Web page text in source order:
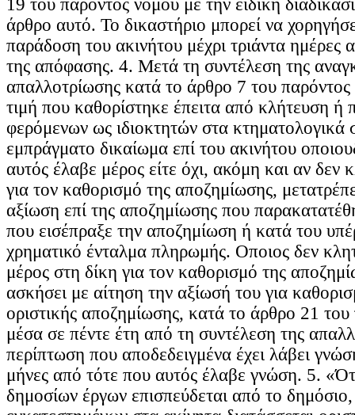
19 του παρόντος νόμου με την ειδική
άρθρο αυτό. Το δικαστήριο μπορεί να
παράδοση του ακινήτου μέχρι τριάντα ημέρες
της απόφασης. 4. Μετά τη συντέλεση της
απαλλοτρίωσης κατά το άρθρο 7 του
τιμή που καθορίστηκε έπειτα από κλήτευση ή
φερόμενων ως ιδιοκτητών στα κτηματολογικά
εμπράγματο δικαίωμα επί του ακινήτου
αυτός έλαβε μέρος είτε όχι, ακόμη και αν δεν
για τον καθορισμό της αποζημίωσης,
αξίωση επί της αποζημίωσης που
που εισέπραξε την αποζημίωση ή κατά του
χρηματικό ένταλμα πληρωμής. Οποιος δεν
μέρος στη δίκη για τον καθορισμό της
ασκήσει με αίτηση την αξίωσή του για
οριστικής αποζημίωσης, κατά το άρθρο 21
μέσα σε πέντε έτη από τη συντέλεση της
περίπτωση που αποδεδειγμένα έχει λάβει
μήνες από τότε που αυτός έλαβε γνώση. 5.
δημοσίων έργων επισπεύδεται από το